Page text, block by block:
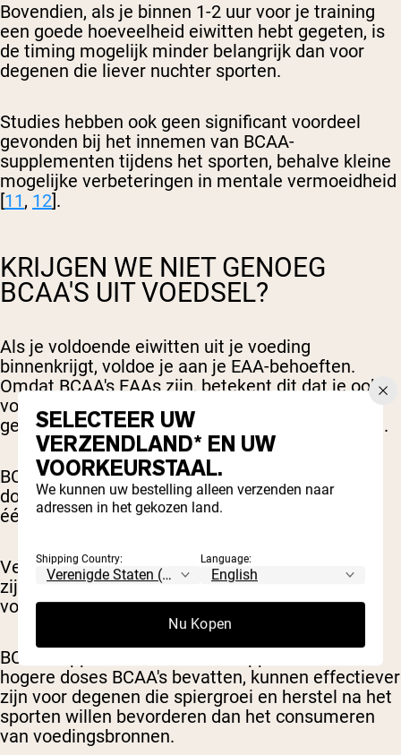
Bovendien, als je binnen 1-2 uur voor je training
een goede hoeveelheid eiwitten hebt gegeten, is
de timing mogelijk minder belangrijk dan voor
degenen die liever nuchter sporten.
Studies hebben ook geen significant voordeel
gevonden bij het innemen van BCAA-
supplementen tijdens het sporten, behalve kleine
mogelijke verbeteringen in mentale vermoeidheid
[11, 12].
KRIJGEN WE NIET GENOEG
BCAA'S UIT VOEDSEL?
Als je voldoende eiwitten uit je voeding
binnenkrijgt, voldoe je aan je EAA-behoeften.
Omdat BCAA's EAAs zijn, betekent dit dat je ook
voldoende hiervan binnenkrijgt om de algehele
gezondheid en lichaamsfunctie te ondersteunen.
BCAA-supplementen bevatten geconcentreerde
doses leucine, isoleucine en valine die je niet uit
één eiwitrijk voedingsmiddel kunt halen.
Veel van de onderzochte voordelen van BCAA's
zijn gevonden in studies die geconcentreerde
vormen gebruikten, daarom
BCAA-supplementen of eiwitsupplementen die
hogere doses BCAA's bevatten, kunnen effectiever
zijn voor degenen die spiergroei en herstel na het
sporten willen bevorderen dan het consumeren
van voedingsbronnen.
SELECTEER UW
VERZENDLAND* EN UW
VOORKEURSTAAL.
We kunnen uw bestelling alleen verzenden naar
adressen in het gekozen land.
Shipping Country: Language:
Nu Kopen